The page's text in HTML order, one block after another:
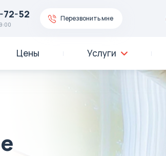
72-52 Перезвонить мне
Цены Услуги